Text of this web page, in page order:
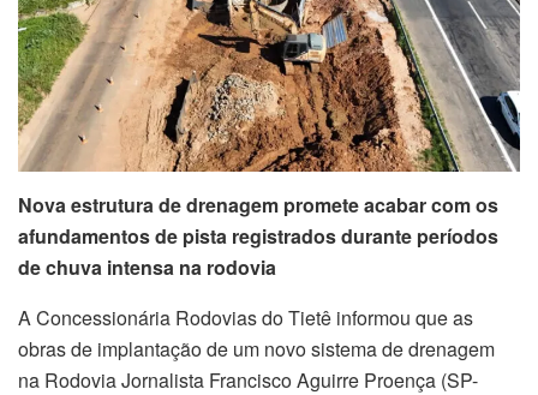
Nova estrutura de drenagem promete acabar com os
afundamentos de pista registrados durante períodos
de chuva intensa na rodovia
A Concessionária Rodovias do Tietê informou que as
obras de implantação de um novo sistema de drenagem
na Rodovia Jornalista Francisco Aguirre Proença (SP-